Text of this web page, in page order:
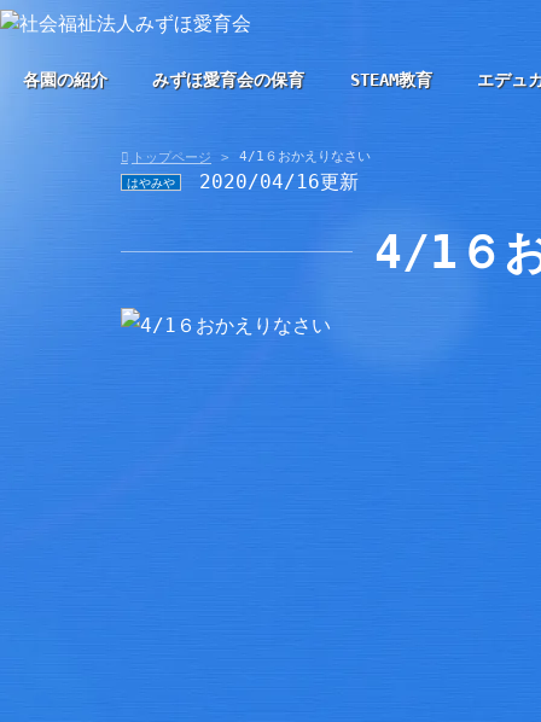
各園の紹介 みずほ愛育会の保育 STEAM教育 エデュ
トップページ 4/1６おかえりなさい
はやみや 2020/04/16更新
4/1６